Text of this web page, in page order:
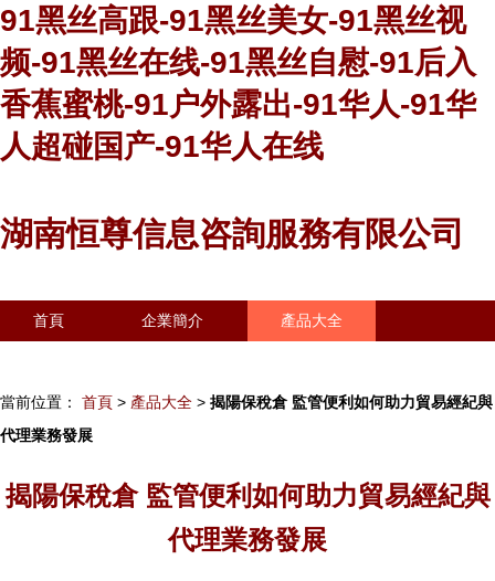
91黑丝高跟-91黑丝美女-91黑丝视
频-91黑丝在线-91黑丝自慰-91后入
香蕉蜜桃-91户外露出-91华人-91华
人超碰国产-91华人在线
湖南恒尊信息咨詢服務有限公司
首頁 企業簡介 產品大全
當前位置： 首頁 > 產品大全 > 揭陽保稅倉 監管便利如何助力貿易經紀與
代理業務發展
揭陽保稅倉 監管便利如何助力貿易經紀與
代理業務發展